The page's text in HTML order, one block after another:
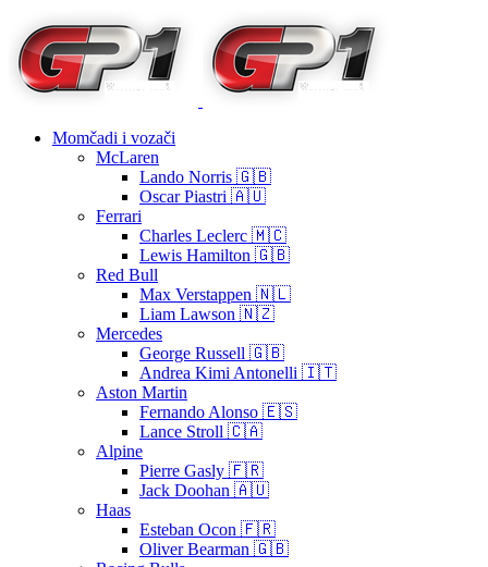
Momčadi i vozači
McLaren
Lando Norris 🇬🇧
Oscar Piastri 🇦🇺
Ferrari
Charles Leclerc 🇲🇨
Lewis Hamilton 🇬🇧
Red Bull
Max Verstappen 🇳🇱
Liam Lawson 🇳🇿
Mercedes
George Russell 🇬🇧
Andrea Kimi Antonelli 🇮🇹
Aston Martin
Fernando Alonso 🇪🇸
Lance Stroll 🇨🇦
Alpine
Pierre Gasly 🇫🇷
Jack Doohan 🇦🇺
Haas
Esteban Ocon 🇫🇷
Oliver Bearman 🇬🇧